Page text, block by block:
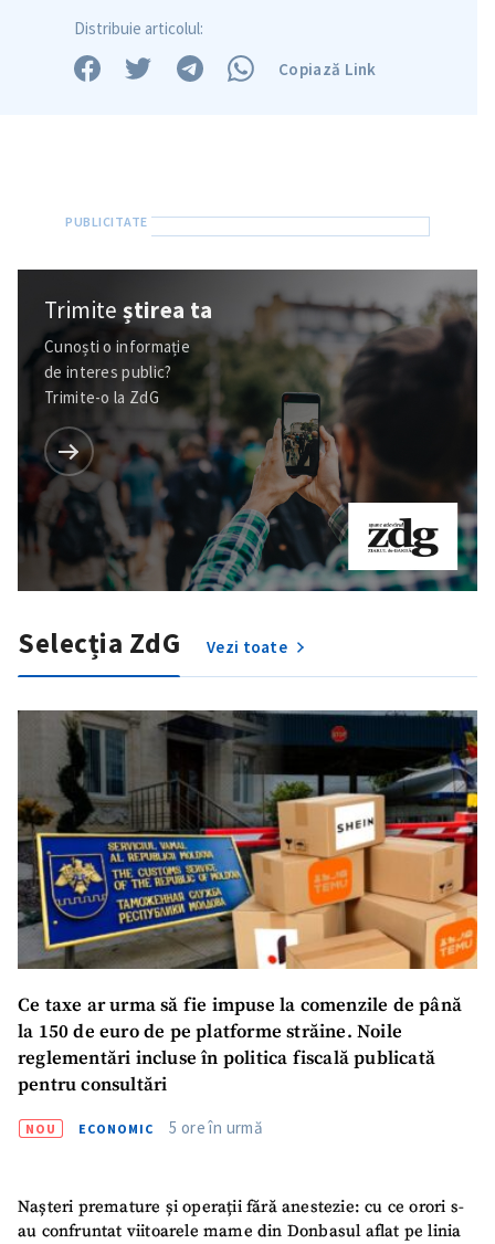
Trimite o informație
Distribuie articolul:
Copiază Link
Trimiteștirea ta
Cunoști o informație
de interes public?
Trimite-o la ZdG
Selecția ZdG Vezi toate
Ce taxe ar urma să fie impuse la comenzile de până
la 150 de euro de pe platforme străine. Noile
reglementări incluse în politica fiscală publicată
pentru consultări
NOU ECONOMIC 5 ore în urmă
Nașteri premature și operații fără anestezie: cu ce orori s-
au confruntat viitoarele mame din Donbasul aflat pe linia